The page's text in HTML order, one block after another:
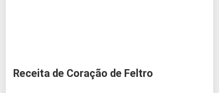
Receita de Coração de Feltro